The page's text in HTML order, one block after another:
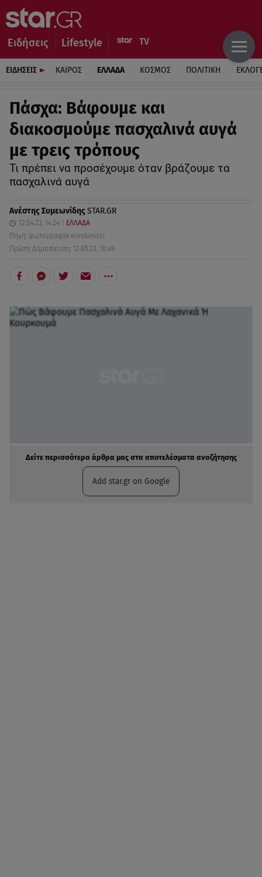
Ειδήσεις Lifestyle
ΕΙΔΗΣΕΙΣ ΚΑΙΡΟΣ ΕΛΛΑΔΑ ΚΟΣΜΟΣ ΠΟΛΙΤΙΚΗ
Πάσχα: Βάφουμε και
διακοσμούμε πασχαλινά αυγά
με τρεις τρόπους
Τι πρέπει να προσέχουμε όταν βράζουμε τα
πασχαλινά αυγά
Ανέστης ΣυμεωνίδηςSTAR.GR
12.04.23, 14:24
ΕΛΛΑΔΑ
Πηγή: φωτογραφία eurokinissi
Πρώτη Δημοσίευση: 12.05.23, 10:49
Δείτε περισσότερα άρθρα μας στα αποτελέσματα αναζήτησης
Add star.gr on Google